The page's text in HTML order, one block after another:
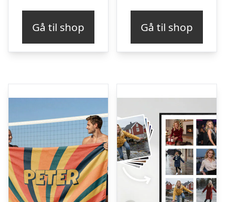
Gå til shop Gå til shop